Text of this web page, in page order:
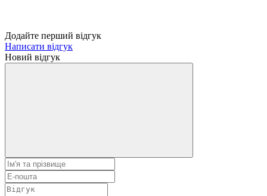
Додайте перший відгук
Написати відгук
Новий відгук